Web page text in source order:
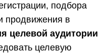
подбора
продвижения в
целевой аудитории
целевую